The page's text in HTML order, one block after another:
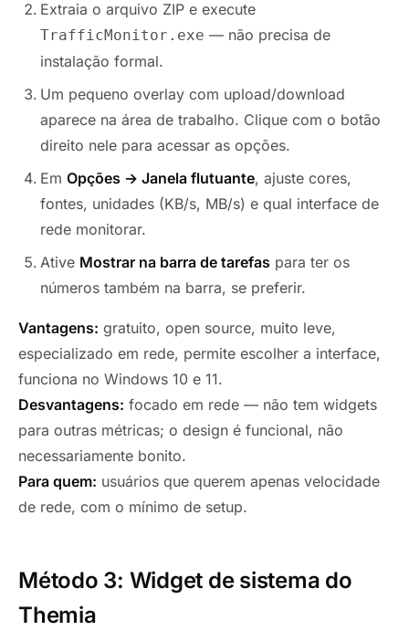
Extraia o arquivo ZIP e execute
TrafficMonitor.exe — não precisa de
instalação formal.
Um pequeno overlay com upload/download
aparece na área de trabalho. Clique com o botão
direito nele para acessar as opções.
Em Opções → Janela flutuante, ajuste cores,
fontes, unidades (KB/s, MB/s) e qual interface de
rede monitorar.
Ative Mostrar na barra de tarefas para ter os
números também na barra, se preferir.
Vantagens: gratuito, open source, muito leve,
especializado em rede, permite escolher a interface,
funciona no Windows 10 e 11.
Desvantagens: focado em rede — não tem widgets
para outras métricas; o design é funcional, não
necessariamente bonito.
Para quem: usuários que querem apenas velocidade
de rede, com o mínimo de setup.
Método 3: Widget de sistema do
Themia